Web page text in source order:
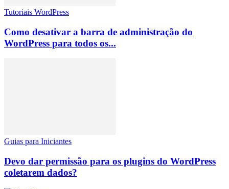
Tutoriais WordPress
Como desativar a barra de administração do
WordPress para todos os...
Guias para Iniciantes
Devo dar permissão para os plugins do WordPress
coletarem dados?